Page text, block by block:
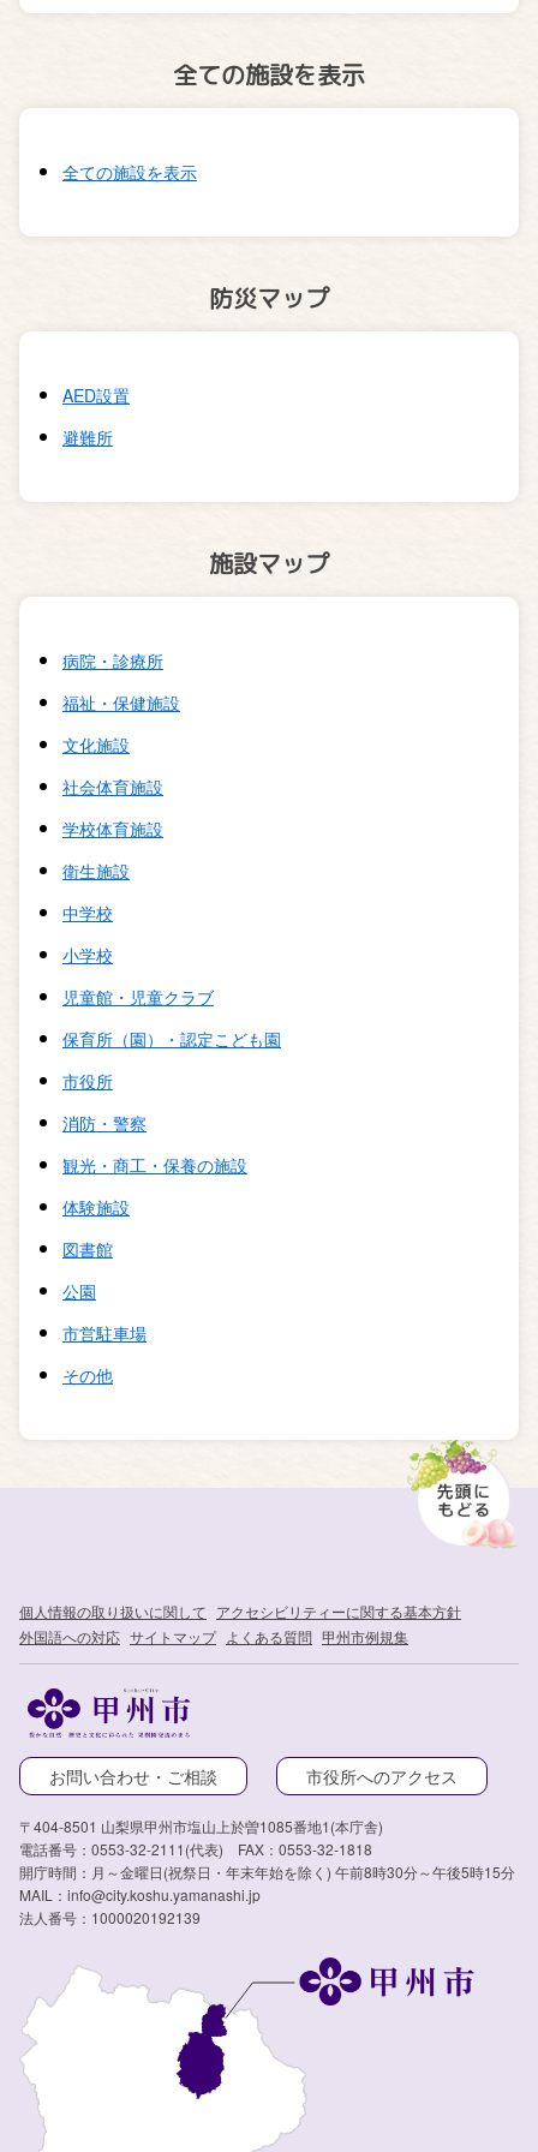
全ての施設を表示
全ての施設を表示
防災マップ
AED設置
避難所
施設マップ
病院・診療所
福祉・保健施設
文化施設
社会体育施設
学校体育施設
衛生施設
中学校
小学校
児童館・児童クラブ
保育所（園）・認定こども園
市役所
消防・警察
観光・商工・保養の施設
体験施設
図書館
公園
市営駐車場
その他
個人情報の取り扱いに関して アクセシビリティーに関する基本方針
外国語への対応 サイトマップ よくある質問 甲州市例規集
お問い合わせ・ご相談 市役所へのアクセス
〒404-8501 山梨県甲州市塩山上於曽1085番地1(本庁舎)
電話番号：0553-32-2111(代表) FAX：0553-32-1818
開庁時間：月～金曜日(祝祭日・年末年始を除く) 午前8時30分～午後5時15分
MAIL：info@city.koshu.yamanashi.jp
法人番号：1000020192139